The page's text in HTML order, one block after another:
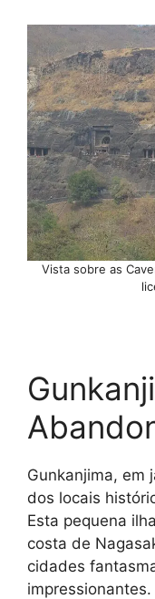
Vista sobre as
Gunkanjima, em
dos locais
Esta pequena
costa de
cidades
impressionantes.